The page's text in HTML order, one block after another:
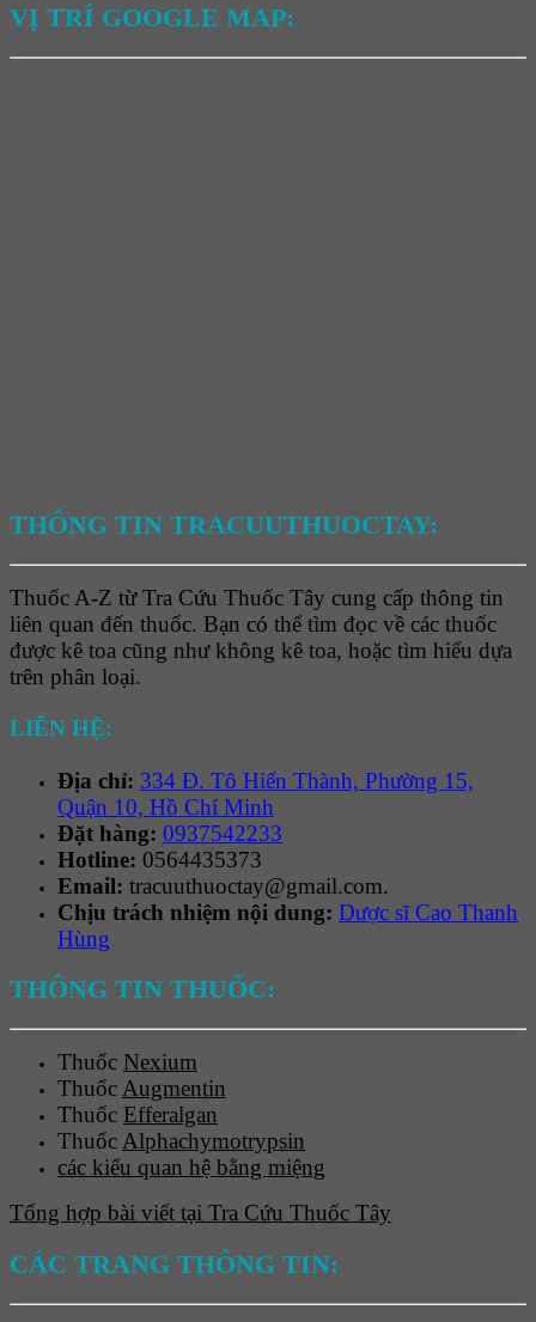
VỊ TRÍ GOOGLE MAP:
THÔNG TIN TRACUUTHUOCTAY:
Thuốc A-Z từ Tra Cứu Thuốc Tây cung cấp thông tin
liên quan đến thuốc. Bạn có thể tìm đọc về các thuốc
được kê toa cũng như không kê toa, hoặc tìm hiểu dựa
trên phân loại.
LIÊN HỆ:
Địa chỉ: 334 Đ. Tô Hiến Thành, Phường 15,
Quận 10, Hồ Chí Minh
Đặt hàng: 0937542233
Hotline: 0564435373
Email: tracuuthuoctay@gmail.com.
Chịu trách nhiệm nội dung: Dược sĩ Cao Thanh
Hùng
THÔNG TIN THUỐC:
Thuốc Nexium
Thuốc Augmentin
Thuốc Efferalgan
Thuốc Alphachymotrypsin
các kiểu quan hệ bằng miệng
Tổng hợp bài viết tại Tra Cứu Thuốc Tây
CÁC TRANG THÔNG TIN: